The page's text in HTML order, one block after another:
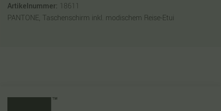
Artikelnummer: 18611
PANTONE, Taschenschirm inkl. modischem Reise-Etui